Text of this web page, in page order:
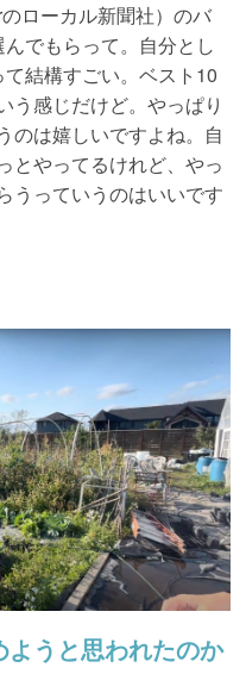
ローカル新聞社）のバ
でもらって。自分とし
結構すごい。ベスト10
う感じだけど。やっぱり
のは嬉しいですよね。自
とやってるけれど、やっ
うっていうのはいいです
うと思われたのか